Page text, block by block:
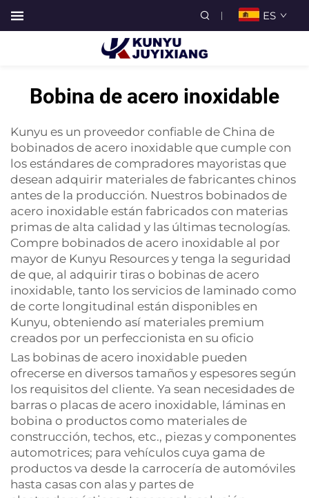
ES
Bobina de acero inoxidable
Kunyu es un proveedor confiable de China de
bobinados de acero inoxidable que cumple con
los estándares de compradores mayoristas que
desean adquirir materiales de fabricantes chinos
antes de la producción. Nuestros bobinados de
acero inoxidable están fabricados con materias
primas de alta calidad y las últimas tecnologías.
Compre bobinados de acero inoxidable al por
mayor de Kunyu Resources y tenga la seguridad
de que, al adquirir tiras o bobinas de acero
inoxidable, tanto los servicios de laminado como
de corte longitudinal están disponibles en
Kunyu, obteniendo así materiales premium
creados por un perfeccionista en su oficio
Las bobinas de acero inoxidable pueden
ofrecerse en diversos tamaños y espesores según
los requisitos del cliente. Ya sean necesidades de
barras o placas de acero inoxidable, láminas en
bobina o productos como materiales de
construcción, techos, etc., piezas y componentes
automotrices; para vehículos cuya gama de
productos va desde la carrocería de automóviles
hasta casas con alas y partes de